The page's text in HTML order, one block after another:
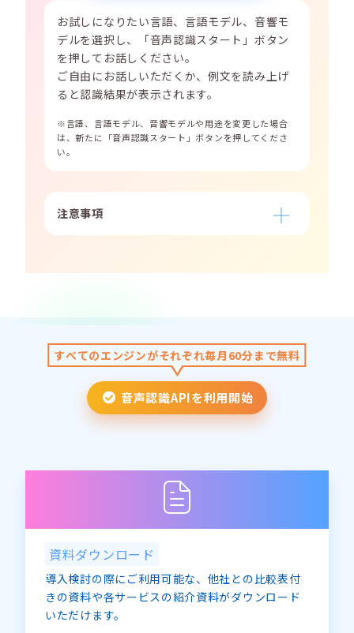
お試しになりたい言語、言語モデル、音響モ
デルを選択し、「音声認識スタート」ボタン
を押してお話しください。
ご自由にお話しいただくか、例文を読み上げ
ると認識結果が表示されます。
※言語、言語モデル、音響モデルや用途を変更した場合
は、新たに「音声認識スタート」ボタンを押してくださ
い。
注意事項
すべてのエンジンがそれぞれ毎月60分まで無料
音声認識APIを利用開始
資料ダウンロード
導入検討の際にご利用可能な、他社との比較表付
きの資料や各サービスの紹介資料がダウンロード
いただけます。